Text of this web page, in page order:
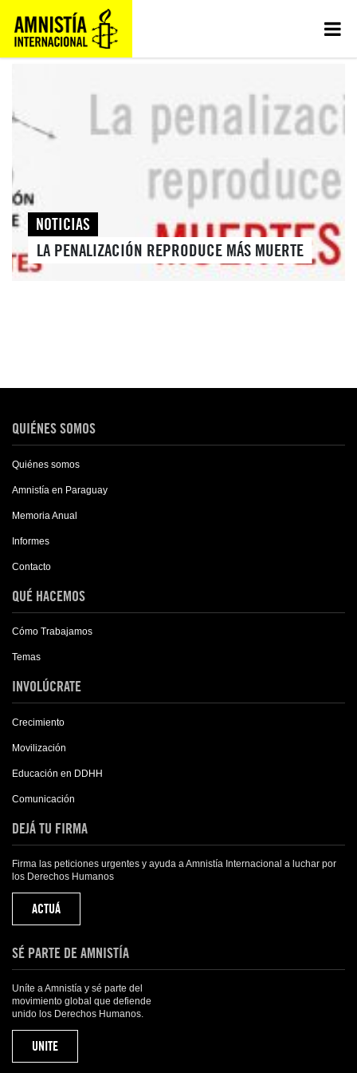
NOTICIAS
LA PENALIZACIÓN REPRODUCE MÁS MUERTE
QUIÉNES SOMOS
Quiénes somos
Amnistía en Paraguay
Memoria Anual
Informes
Contacto
QUÉ HACEMOS
Cómo Trabajamos
Temas
INVOLÚCRATE
Crecimiento
Movilización
Educación en DDHH
Comunicación
DEJÁ TU FIRMA
Firma las peticiones urgentes y ayuda a Amnistía Internacional a luchar por
los Derechos Humanos
ACTUÁ
SÉ PARTE DE AMNISTÍA
Uníte a Amnistía y sé parte del
movimiento global que defiende
unido los Derechos Humanos.
UNITE